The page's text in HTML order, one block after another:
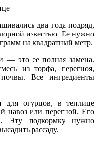
два года подряд,
известью. Ее нужно
на квадратный метр.
— это ее полная замена.
из торфа, перегноя,
Все ингредиенты
для огурцов, в теплице
навоз или перегной. Его
Эту подкормку нужно
рассаду.